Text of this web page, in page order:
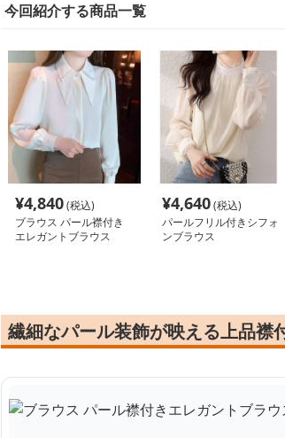
今回紹介する商品一覧
¥4,840(税込)
ブラウス パール襟付き
エレガントブラウス
¥4,640(税込)
パールフリル付きシフォ
ンブラウス
繊細なパール装飾が映える上品襟